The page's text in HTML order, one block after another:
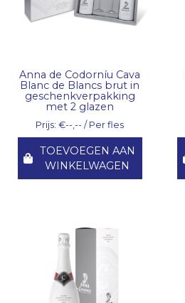
Anna de Codorníu Cava
Blanc de Blancs brut in
geschenkverpakking
met 2 glazen
Prijs: €--,-- / Per fles
TOEVOEGEN AAN
WINKELWAGEN